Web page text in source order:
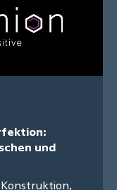
und